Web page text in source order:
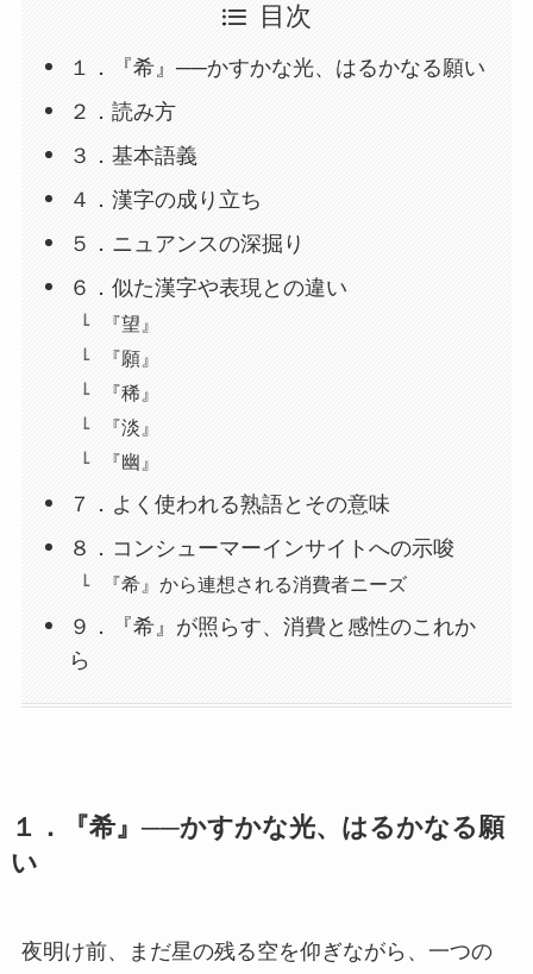
目次
１．『希』──かすかな光、はるかなる願い
２．読み方
３．基本語義
４．漢字の成り立ち
５．ニュアンスの深掘り
６．似た漢字や表現との違い
『望』
『願』
『稀』
『淡』
『幽』
７．よく使われる熟語とその意味
８．コンシューマーインサイトへの示唆
『希』から連想される消費者ニーズ
９．『希』が照らす、消費と感性のこれか
ら
１．『希』──かすかな光、はるかなる願
い
夜明け前、まだ星の残る空を仰ぎながら、一つの